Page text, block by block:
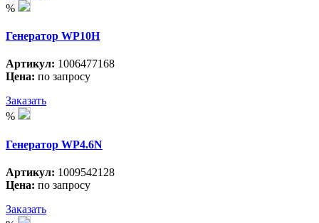
%
Генератор WP10H
Артикул: 1006477168
Цена: по запросу
Заказать
%
Генератор WP4.6N
Артикул: 1009542128
Цена: по запросу
Заказать